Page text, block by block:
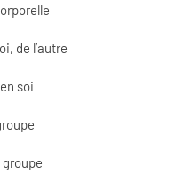
de l’autre
soi